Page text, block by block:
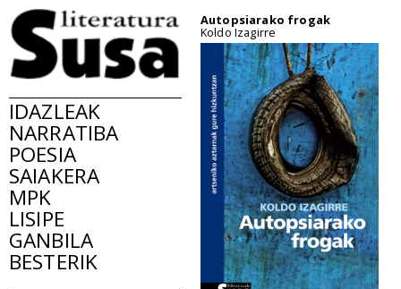
IDAZLEAK
NARRATIBA
POESIA
SAIAKERA
MPK
LISIPE
GANBILA
BESTERIK
Autopsiarako frogak
Koldo Izagirre